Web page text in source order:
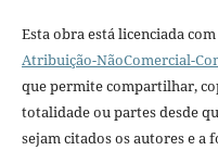
Esta obra está licenciada
Atribuição-NãoComercial-
que permite compartilhar,
totalidade ou partes desde
sejam citados os autores e a